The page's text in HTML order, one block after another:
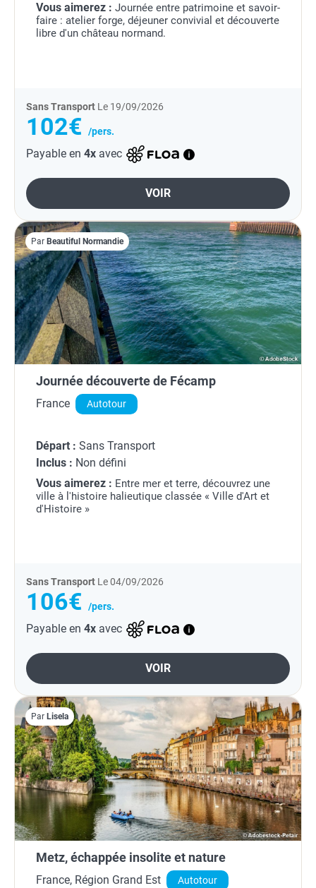
Vous aimerez : Journée entre patrimoine et savoir-
faire : atelier forge, déjeuner convivial et découverte
libre d'un château normand.
Sans Transport Le 19/09/2026
102€ /pers.
Payable en 4x avec
VOIR
Par Beautiful Normandie
Journée découverte de Fécamp
France Autotour
Départ : Sans Transport
Inclus : Non défini
Vous aimerez : Entre mer et terre, découvrez une
ville à l'histoire halieutique classée « Ville d'Art et
d'Histoire »
Sans Transport Le 04/09/2026
106€ /pers.
Payable en 4x avec
VOIR
Par Lisela
Metz, échappée insolite et nature
France, Région Grand Est Autotour